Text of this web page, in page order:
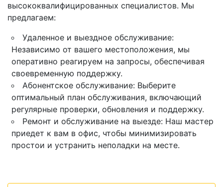
высококвалифицированных специалистов. Мы
предлагаем:
Удаленное и выездное обслуживание:
Независимо от вашего местоположения, мы
оперативно реагируем на запросы, обеспечивая
своевременную поддержку.
Абонентское обслуживание: Выберите
оптимальный план обслуживания, включающий
регулярные проверки, обновления и поддержку.
Ремонт и обслуживание на выезде: Наш мастер
приедет к вам в офис, чтобы минимизировать
простои и устранить неполадки на месте.